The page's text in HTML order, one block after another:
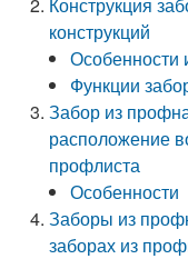
конструкций
Особенности
Функции
Забор из
расположение
профлиста
Особенности
Заборы из
заборах из